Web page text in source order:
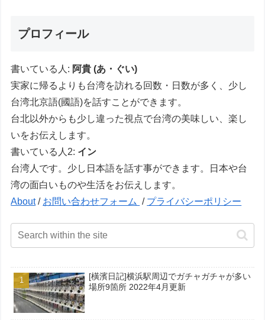
プロフィール
書いている人: 阿貴 (あ・ぐい)
実家に帰るよりも台湾を訪れる回数・日数が多く、少し
台湾北京語(國語)を話すことができます。
台北以外からも少し違った視点で台湾の美味しい、楽し
いをお伝えします。
書いている人2: イン
台湾人です。少し日本語を話す事ができます。日本や台
湾の面白いものや生活をお伝えします。
About/ お問い合わせフォーム / プライバシーポリシー
[橫濱日記]横浜駅周辺でガチャガチャが多い
場所9箇所 2022年4月更新